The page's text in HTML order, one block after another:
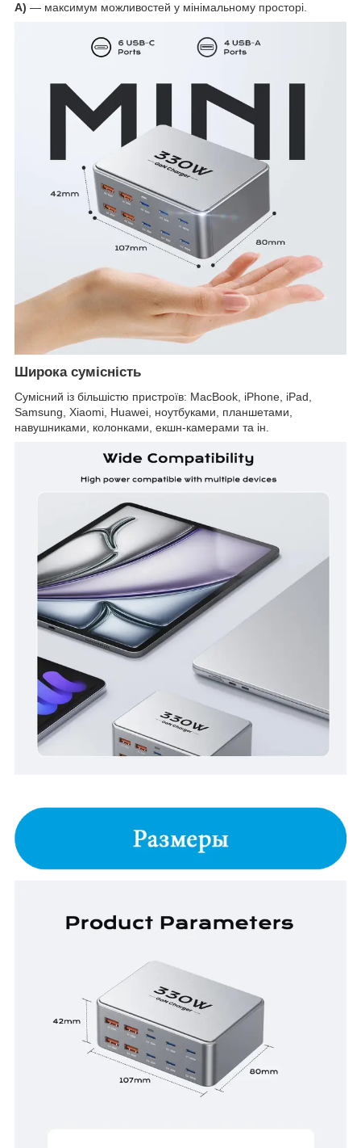
A) — максимум можливостей у мінімальному просторі.
Широка сумісність
Сумісний із більшістю пристроїв: MacBook, iPhone, iPad,
Samsung, Xiaomi, Huawei, ноутбуками, планшетами,
навушниками, колонками, екшн-камерами та ін.